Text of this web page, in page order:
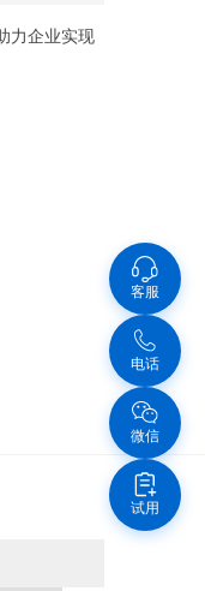
力企业实现
客服
电话
微信
试用